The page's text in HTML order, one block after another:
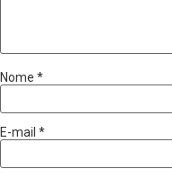
Nome *
E-mail *